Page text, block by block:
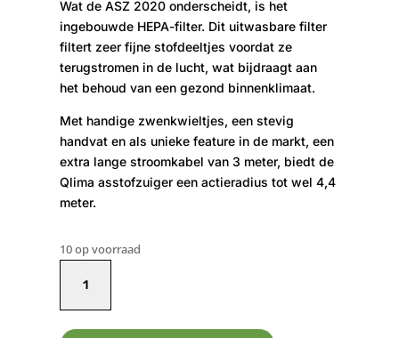
Wat de ASZ 2020 onderscheidt, is het
ingebouwde HEPA-filter. Dit uitwasbare filter
filtert zeer fijne stofdeeltjes voordat ze
terugstromen in de lucht, wat bijdraagt aan
het behoud van een gezond binnenklimaat.
Met handige zwenkwieltjes, een stevig
handvat en als unieke feature in de markt, een
extra lange stroomkabel van 3 meter, biedt de
Qlima asstofzuiger een actieradius tot wel 4,4
meter.
10 op voorraad
2020
aantal